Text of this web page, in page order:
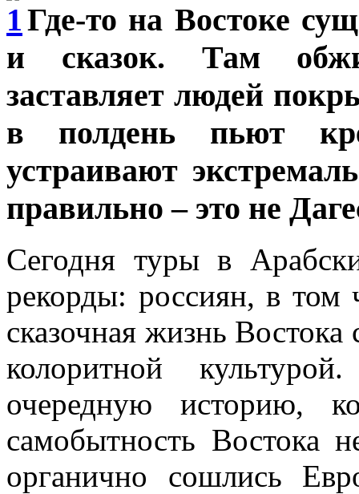
Где-то на Востоке
и сказок. Там
заставляет людей
в полдень пьют
устраивают
правильно – это не
Сегодня туры в
рекорды: россиян, в том
сказочная жизнь
колоритной
очередную историю,
самобытность Востока
органично сошлись